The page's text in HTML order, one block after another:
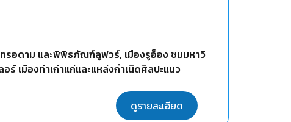
รอดาม และพิพิธภัณฑ์ลูฟวร์, เมืองรูอ็อง ชมมหาวิ
ร์ เมืองท่าเก่าแก่และแหล่งกำเนิดศิลปะแนว
ดูรายละเอียด